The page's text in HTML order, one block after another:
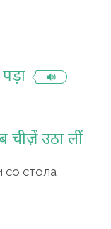
उठा लीं
со стола